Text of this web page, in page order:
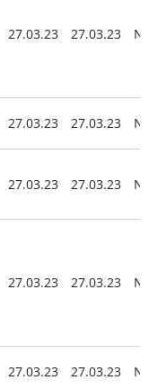
27.03.23 27.03.23
27.03.23 27.03.23
27.03.23 27.03.23
27.03.23 27.03.23
27.03.23 27.03.23